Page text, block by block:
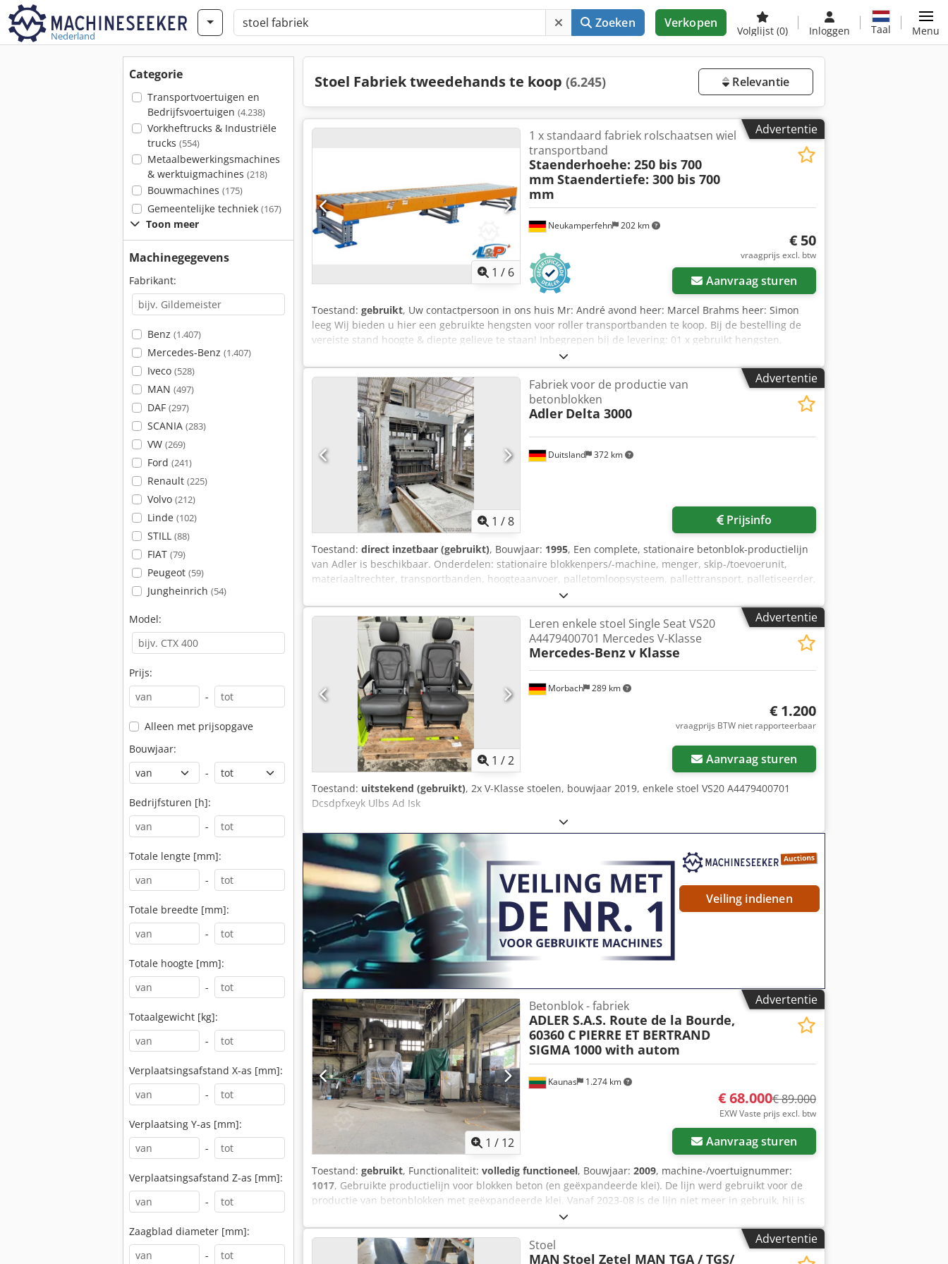
Nederland
Zoeken Verkopen
Volglijst (0) Inloggen Taal Menu
Categorie
Transportvoertuigen en
Bedrijfsvoertuigen (4.238)
Vorkheftrucks & Industriële
trucks (554)
Metaalbewerkingsmachines
& werktuigmachines (218)
Bouwmachines (175)
Gemeentelijke techniek (167)
Toon meer
Machinegegevens
Fabrikant:
Benz (1.407)
Mercedes-Benz (1.407)
Iveco (528)
MAN (497)
DAF (297)
SCANIA (283)
VW (269)
Ford (241)
Renault (225)
Volvo (212)
Linde (102)
STILL (88)
FIAT (79)
Peugeot (59)
Jungheinrich (54)
Model:
Prijs:
-
Alleen met prijsopgave
Bouwjaar:
-
Bedrijfsturen [h]:
-
Totale lengte [mm]:
-
Totale breedte [mm]:
-
Totale hoogte [mm]:
-
Totaalgewicht [kg]:
-
Verplaatsingsafstand X-as [mm]:
-
Verplaatsing Y-as [mm]:
-
Verplaatsingsafstand Z-as [mm]:
-
Zaagblad diameter [mm]:
-
Stoel Fabriek tweedehands te koop (6.245) Relevantie
Advertentie
1 / 6
Neukamperfehn 202 km
1 x standaard fabriek rolschaatsen wiel
transportband
Staenderhoehe: 250 bis 700
mm Staendertiefe: 300 bis 700
mm
€ 50
vraagprijs excl. btw
Aanvraag sturen
Toestand: gebruikt, Uw contactpersoon in ons huis Mr: André avond heer: Marcel Brahms heer: Simon
leeg Wij bieden u hier een gebruikte hengsten voor roller transportbanden te koop. Bij de bestelling de
vereiste stand hoogte & diepte gelieve te staan! Inbegrepen bij de levering: 01 x gebruikt hengsten,
Materiaal kleur: volledig gegalvaniseerd Stand hoogte: 250 mm tot 700 mm (vrij selecteerbaar beurtelings)
Staan diepte: 300 tot 700 mm (vrij selecteerbaar beurtelings) Meer treble & bass kan op verzoek worden
aangepast. Onze diensten in één oogopslag: (Prijzen op aanvraag) -Installatie, bouw onze algemene
voorwaarden van erectie zijn in acht moeten worden genomen Dsdpfx Adodf S Eyo Ijck -Shelf testen Plank
inspectie volgens DIN EN 15635 uitgevoerd om te voldoen aan de BGR 234 visuele inspectie van alle plank
systemen -Levering met onze eigen vloot van voertuigen (zonder kwijting) Gratis verzending op aanvraag!
Advertentie
1 /8
Duitsland 372 km
Fabriek voor de productie van
betonblokken
Adler Delta 3000
Prijsinfo
Toestand: direct inzetbaar (gebruikt), Bouwjaar: 1995, Een complete, stationaire betonblok-productielijn
van Adler is beschikbaar. Onderdelen: stationaire blokkenpers/-machine, menger, skip-/toevoerunit,
materiaaltrechter, transportbanden, hoogteaanvoer, palletomloopsysteem, pallettransport, palletiseerder,
stapel- en ontstapeleenheden, omsnoeringsinstallatie, besturing, hydrauliekaggregaat, silo,
materiaalaanvoer, doseerunit, afvoer. Capaciteit: 1500 cycli/dag, output: 3000 pallets/uur, werking:
dubbelpalletbedrijf, beschikbaar betonsteenformaat X/Y/Z: 500mm/200mm/250mm. De droogrekken zijn
van hout en niet meer bruikbaar. De installatie is 20 jaar niet gebruikt en vereist een revisie. Draaid:
1995–2005. Documentatie aanwezig. Bezichtiging ter plaatse mogelijk. De installatie bevindt zich in
Portugal. Dedpfezh Ng Tex Ad Ijck
Advertentie
Vraag meer foto's aan
1 /2
Morbach 289 km
Leren enkele stoel Single Seat VS20
A4479400701 Mercedes V-Klasse
Mercedes-Benzv Klasse
€ 1.200
vraagprijs BTW niet rapporteerbaar
Aanvraag sturen
Toestand: uitstekend (gebruikt), 2x V-Klasse stoelen, bouwjaar 2019, enkele stoel VS20 A4479400701
Dcsdpfxeyk Ulbs Ad Isk
Veiling indienen
Advertentie
1 / 12
Kaunas 1.274 km
Betonblok - fabriek
ADLER S.A.S. Route de la Bourde,
60360 C PIERRE ET BERTRAND
SIGMA 1000 with autom
€ 68.000€ 89.000
EXW Vaste prijs excl. btw
Aanvraag sturen
Toestand: gebruikt, Functionaliteit: volledig functioneel, Bouwjaar: 2009, machine-/voertuignummer:
1017, Gebruikte productielijn voor blokken beton (en geëxpandeerde klei). De lijn werd gebruikt voor de
productie van betonblokken met geëxpandeerde klei. Vanaf 2023-08 is de lijn niet meer in gebruik, hij is
bewaard gebleven. Lijn van blokken in orde: - 2 stuks kleine silo's (met vibro, met pneumo kleppen). -
Toevoerband voor grondstoffen naar de weegtrechter. - Weegtrechter. Dedpfx Aeuc Tzved Ijck -
Toevoerband voor grondstoffen van de weegtrechter naar de menger. - Menger FK Machinery (Polen,
2022, bakinhoud 1200 l, motorvermogen 18,5 kW). - Transportband voor de toevoer van het mengsel van
Advertentie
Stoel
MAN Stoel Zetel MAN TGA / TGS/